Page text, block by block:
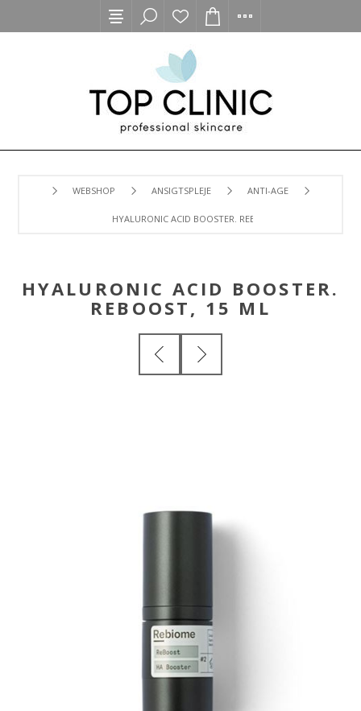
WEBSHOP ANSIGTSPLEJE ANTI-AGE
HYALURONIC ACID BOOSTER. REBOOST, 15 ML
HYALURONIC ACID BOOSTER.
REBOOST, 15 ML